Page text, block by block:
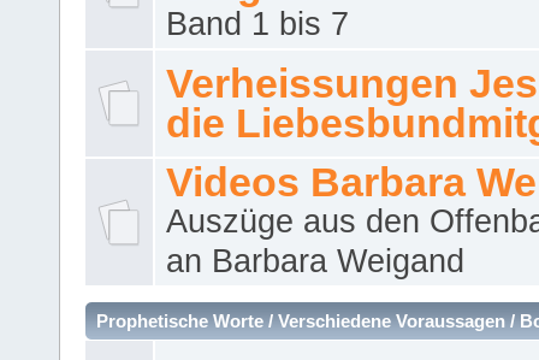
Band 1 bis 7
Verheissungen
die
Videos Barbara
Auszüge aus den
an Barbara Weigand
Prophetische Worte / Verschiedene Voraussagen /